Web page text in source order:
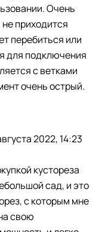
Очень
приходится
перебиться или
для подключения
с ветками
очень острый.
2022, 14:23
кустореза
сад, и это
с которым мне
свою